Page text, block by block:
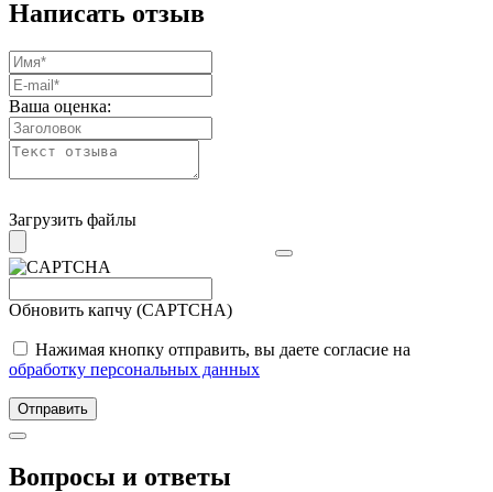
Написать отзыв
Ваша оценка:
Загрузить файлы
Обновить капчу (CAPTCHA)
Нажимая кнопку отправить, вы даете согласие на
обработку персональных данных
Отправить
Вопросы и ответы